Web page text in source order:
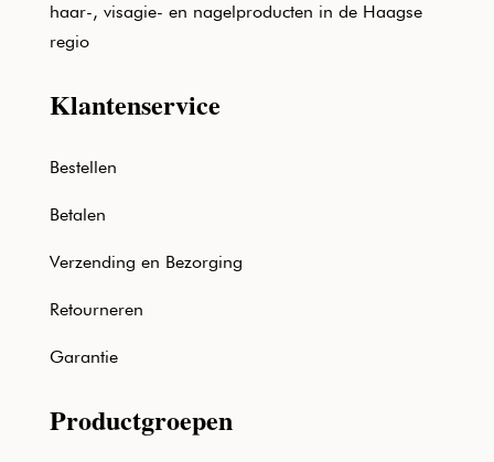
haar-, visagie- en nagelproducten in de Haagse
regio
Klantenservice
Bestellen
Betalen
Verzending en Bezorging
Retourneren
Garantie
Productgroepen